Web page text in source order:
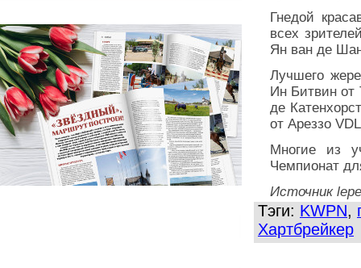
Гнедой
всех
Ян ван де
Лучшего
Ин Битвин от
де
от Ареззо
Многие из
Чемпионат
Источник
Тэги: KWPN,
Хартбрейкер